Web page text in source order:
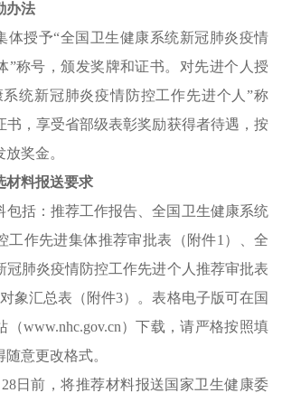
办法
授予“全国卫生健康系统新冠肺炎疫情
”称号，颁发奖牌和证书。对先进个人授
统新冠肺炎疫情防控工作先进个人”称
书，享受省部级表彰奖励获得者待遇，按
奖金。
材料报送要求
括：推荐工作报告、全国卫生健康系统
工作先进集体推荐审批表（附件1）、全
冠肺炎疫情防控工作先进个人推荐审批表
象汇总表（附件3）。表格电子版可在国
（www.nhc.gov.cn）下载，请严格按照填
意更改格式。
前，将推荐材料报送国家卫生健康委